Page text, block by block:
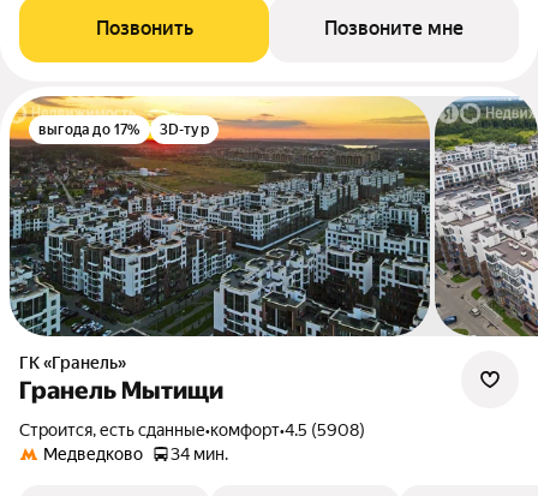
Позвонить Позвоните мне
выгода до 17% 3D-тур
ГК «Гранель»
Гранель Мытищи
Строится, есть сданные•комфорт•4.5 (5908)
Медведково
34 мин.